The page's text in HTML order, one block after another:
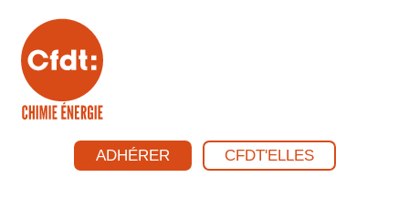
ADHÉRER CFDT'ELLES